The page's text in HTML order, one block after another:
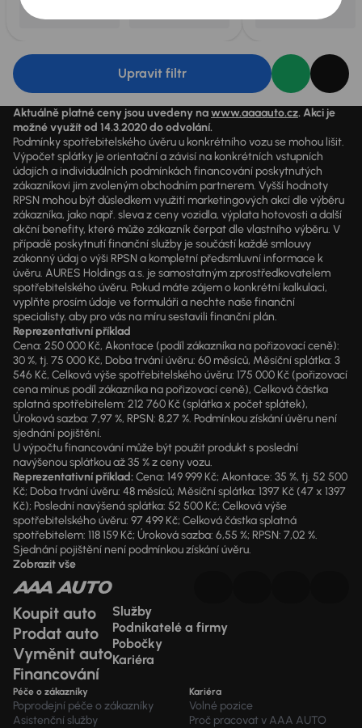
Upravit filtr
Aktuálně platné ceny jsou uvedeny nawww.aaaauto.cz. Akci je
možné využít od 14.3.2020 do odvolání.
Podmínky spotřebitelského úvěru u konkrétního vozu se mohou lišit.
Výpočet splátky je orientační a závisí na konkrétních vstupních
údajích a individuálních podmínkách financování poskytnutých
zákazníkovi jim zvoleným obchodním partnerem. Vyšší hodnoty
RPSN mohou být důsledkem využití marketingových akcí dle výběru
zákazníka, jako např. sleva z ceny vozidla, výplata hotovosti a další
akční benefity, které může zákazník čerpat dle vlastního výběru. V
případě poskytnutí finanční služby je součástí každé smlouvy
zákonný údaj o výši RPSN a kompletní předsmluvní informace k
úvěru. AURES Holdings a.s. je samostatným zprostředkovatelem
spotřebitelského úvěru. Pokud máte zájem o konkrétní kalkulaci,
vyplňte prosím údaje ve formuláři a nechte naše finanční
specialisty, aby pro vás na míru sestavili finanční plán.
Reprezentativní příklad
Cena: 250 000 Kč, Akontace (podíl zákazníka na pořizovací ceně):
30 %, tj. 75 000 Kč, Doba trvání úvěru: 60 měsíců, Měsíční splátka: 3
546 Kč, Celková výše spotřebitelského úvěru: 175 000 Kč (pořizovací
cena mínus podíl zákazníka na pořizovací ceně), Celková částka
splatná spotřebitelem: 212 760 Kč (splátka x počet splátek),
Úroková sazba: 7,97 %, RPSN: 8,27 %. Podmínkou získání úvěru není
sjednání pojištění.
U výpočtu financování může být použit produkt s poslední
navýšenou splátkou až 35 % z ceny vozu.
Reprezentativní příklad:Cena: 149 999 Kč; Akontace: 35 %, tj. 52 500
Kč; Doba trvání úvěru: 48 měsíců; Měsíční splátka: 1397 Kč (47 x 1397
Kč); Poslední navýšená splátka: 52 500 Kč; Celková výše
spotřebitelského úvěru: 97 499 Kč; Celková částka splatná
spotřebitelem: 118 159 Kč; Úroková sazba: 6,55 %; RPSN: 7,02 %.
Sjednání pojištění není podmínkou získání úvěru.
Zobrazit vše
Koupit auto
Prodat auto
Vyměnit auto
Financování
Služby
Podnikatelé a firmy
Pobočky
Kariéra
Péče o zákazníky
Poprodejní péče o zákazníky
Asistenční služby
Kariéra
Volné pozice
Proč pracovat v AAA AUTO